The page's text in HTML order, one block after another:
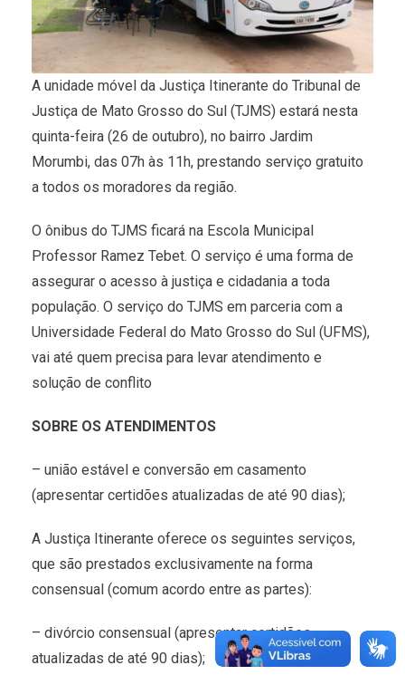
A unidade móvel da Justiça Itinerante do Tribunal de
Justiça de Mato Grosso do Sul (TJMS) estará nesta
quinta-feira (26 de outubro), no bairro Jardim
Morumbi, das 07h às 11h, prestando serviço gratuito
a todos os moradores da região.
O ônibus do TJMS ficará na Escola Municipal
Professor Ramez Tebet. O serviço é uma forma de
assegurar o acesso à justiça e cidadania a toda
população. O serviço do TJMS em parceria com a
Universidade Federal do Mato Grosso do Sul (UFMS),
vai até quem precisa para levar atendimento e
solução de conflito
SOBRE OS ATENDIMENTOS
– união estável e conversão em casamento
(apresentar certidões atualizadas de até 90 dias);
A Justiça Itinerante oferece os seguintes serviços,
que são prestados exclusivamente na forma
consensual (comum acordo entre as partes):
– divórcio consensual (apresentar certidões
atualizadas de até 90 dias);